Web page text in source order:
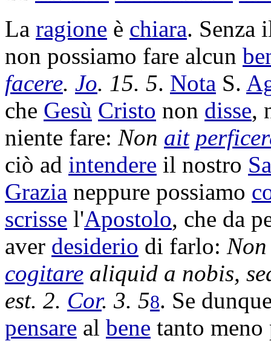
La ragione è chiara. Senza
non possiamo fare alcun
facere. Jo. 15. 5. Nota S.
che Gesù Cristo non disse,
niente fare: Non ait
ciò ad intendere il nostro
Grazia neppure possiamo
scrisse l'Apostolo, che da
aver desiderio di farlo:
cogitare aliquid a nobis,
est. 2. Cor. 3. 58. Se
pensare al bene tanto